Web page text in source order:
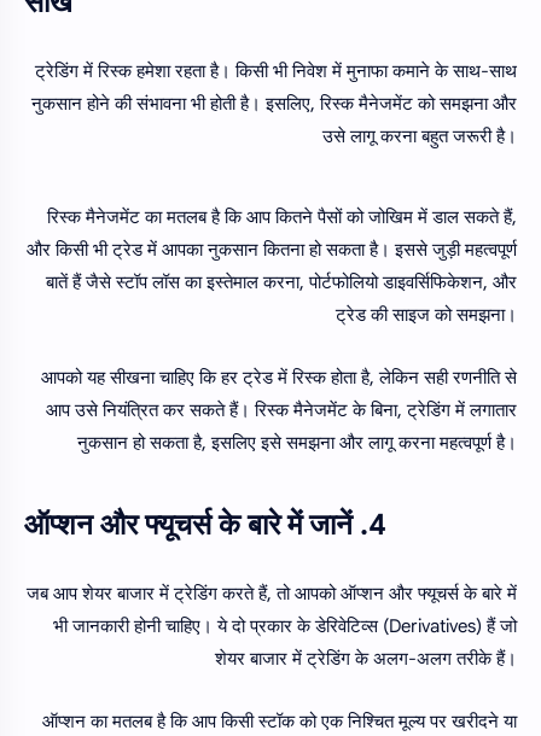
ट्रेडिंग में रिस्क हमेशा रहता है। किसी भी निवेश में मुनाफा कमाने के साथ-साथ
नुकसान होने की संभावना भी होती है। इसलिए, रिस्क मैनेजमेंट को समझना और
उसे लागू करना बहुत जरूरी है।
रिस्क मैनेजमेंट का मतलब है कि आप कितने पैसों को जोखिम में डाल सकते हैं,
और किसी भी ट्रेड में आपका नुकसान कितना हो सकता है। इससे जुड़ी महत्वपूर्ण
बातें हैं जैसे स्टॉप लॉस का इस्तेमाल करना, पोर्टफोलियो डाइवर्सिफिकेशन, और
ट्रेड की साइज को समझना।
आपको यह सीखना चाहिए कि हर ट्रेड में रिस्क होता है, लेकिन सही रणनीति से
आप उसे नियंत्रित कर सकते हैं। रिस्क मैनेजमेंट के बिना, ट्रेडिंग में लगातार
नुकसान हो सकता है, इसलिए इसे समझना और लागू करना महत्वपूर्ण है।
4. ऑप्शन और फ्यूचर्स के बारे में जानें
जब आप शेयर बाजार में ट्रेडिंग करते हैं, तो आपको ऑप्शन और फ्यूचर्स के बारे में
भी जानकारी होनी चाहिए। ये दो प्रकार के डेरिवेटिव्स (Derivatives) हैं जो
शेयर बाजार में ट्रेडिंग के अलग-अलग तरीके हैं।
ऑप्शन का मतलब है कि आप किसी स्टॉक को एक निश्चित मूल्य पर खरीदने या